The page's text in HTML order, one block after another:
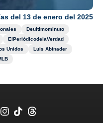
del 13 de enero del 2025
Deultimominuto
ElPeriódicodelaVerdad
Unidos
Luis Abinader